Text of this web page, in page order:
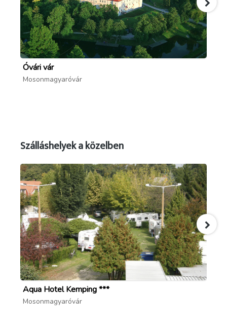
Óvári vár
Mosonmagyaróvár
Szálláshelyek a közelben
Aqua Hotel Kemping ***
Mosonmagyaróvár